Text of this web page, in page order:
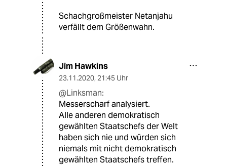
Schachgroßmeister Netanjahu
verfällt dem Größenwahn.
Jim Hawkins
23.11.2020, 21:45 Uhr
@Linksman:
Messerscharf analysiert.
Alle anderen demokratisch
gewählten Staatschefs der Welt
haben sich nie und würden sich
niemals mit nicht demokratisch
gewählten Staatschefs treffen.